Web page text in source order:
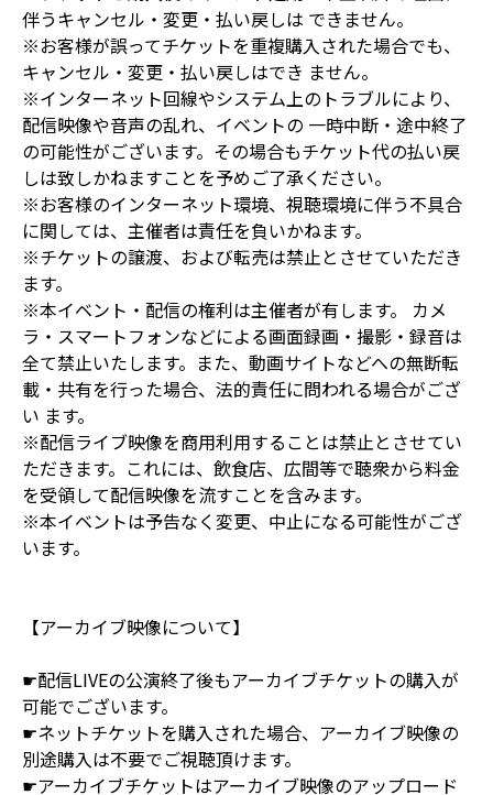
伴うキャンセル・変更・払い戻しは できません。
※お客様が誤ってチケットを重複購入された場合でも、
キャンセル・変更・払い戻しはでき ません。
※インターネット回線やシステム上のトラブルにより、
配信映像や音声の乱れ、イベントの 一時中断・途中終了
の可能性がございます。その場合もチケット代の払い戻
しは致しかねますことを予めご了承ください。
※お客様のインターネット環境、視聴環境に伴う不具合
に関しては、主催者は責任を負いかねます。
※チケットの譲渡、および転売は禁止とさせていただき
ます。
※本イベント・配信の権利は主催者が有します。 カメ
ラ・スマートフォンなどによる画面録画・撮影・録音は
全て禁止いたします。また、動画サイトなどへの無断転
載・共有を行った場合、法的責任に問われる場合がござ
い ます。
※配信ライブ映像を商用利用することは禁止とさせてい
ただきます。これには、飲食店、広間等で聴衆から料金
を受領して配信映像を流すことを含みます。
※本イベントは予告なく変更、中止になる可能性がござ
います。
【アーカイブ映像について】
☛配信LIVEの公演終了後もアーカイブチケットの購入が
可能でございます。
☛ネットチケットを購入された場合、アーカイブ映像の
別途購入は不要でご視聴頂けます。
☛アーカイブチケットはアーカイブ映像のアップロード